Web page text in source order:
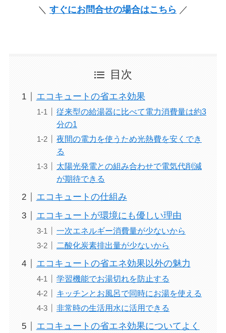
＼ すぐにお問合せの場合はこちら ／
目次
エコキュートの省エネ効果
従来型の給湯器に比べて電力消費量は約3
分の1
夜間の電力を使うため光熱費を安くでき
る
太陽光発電との組み合わせで電気代削減
が期待できる
エコキュートの仕組み
エコキュートが環境にも優しい理由
一次エネルギー消費量が少ないから
二酸化炭素排出量が少ないから
エコキュートの省エネ効果以外の魅力
学習機能でお湯切れを防止する
キッチンとお風呂で同時にお湯を使える
非常時の生活用水に活用できる
エコキュートの省エネ効果についてよく